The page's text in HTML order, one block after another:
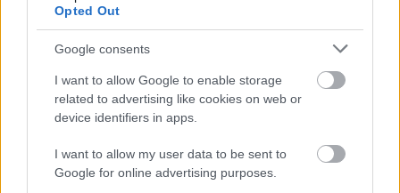
Opted Out
Google consents
I want to allow Google to enable storage
related to advertising like cookies on web or
device identifiers in apps.
I want to allow my user data to be sent to
Google for online advertising purposes.
zobaczyć tabelę uwzględniającą tylko mecze u siebie. W tabeli biorącej
pod uwagę tylko mecze wyjazdowe możecie natomiast sprawdzić jak
spisuje się klubGród Będziemyśl
Dębica > Klasa B, gr. I - sytuacja w tabeli
Przed meczami 1. kolejki - Dębica > Klasa B, gr. I gospodarze (Piast Wolica
Piaskowa) zajmują2. miejsce w tabeli. Goście (Gród Będziemyśl) plasują
Poniżej znajdziesz także ostatnie mecze obu drużyn oraz statystyki
bramkowe.